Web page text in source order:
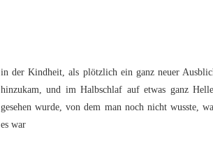
in der Kindheit, als plötzlich ein ganz neuer
hinzukam, und im Halbschlaf auf etwas ganz
gesehen wurde, von dem man noch nicht wusste,
es war